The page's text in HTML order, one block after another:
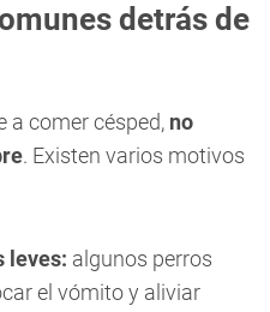
detrás de
a comer césped, no
. Existen varios motivos
leves: algunos perros
el vómito y aliviar